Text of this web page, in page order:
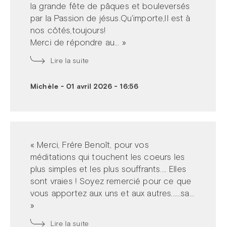
la grande fête de pâques et bouleversés
par la Passion de jésus.Qu'importe,Il est à
nos côtés,toujours!
Merci de répondre au... »
Lire la suite
Michèle - 01 avril 2026 - 16:56
« Merci, Frére Benoît, pour vos
méditations qui touchent les coeurs les
plus simples et les plus souffrants.... Elles
sont vraies ! Soyez remercié pour ce que
vous apportez aux uns et aux autres......sa...
»
Lire la suite